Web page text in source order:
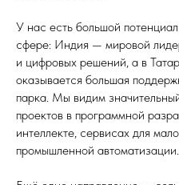
У нас есть большой
сфере: Индия — мировой
и цифровых решений, а в
оказывается большая
парка. Мы видим
проектов в программной
интеллекте, сервисах для
промышленной автоматизации.